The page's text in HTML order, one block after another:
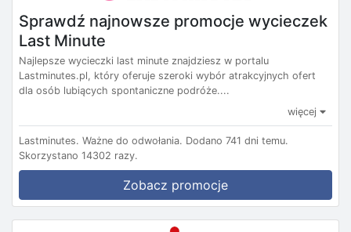
Sprawdź najnowsze promocje wycieczek
Last Minute
Najlepsze wycieczki last minute znajdziesz w portalu
Lastminutes.pl, który oferuje szeroki wybór atrakcyjnych ofert
dla osób lubiących spontaniczne podróże....
więcej
Lastminutes. Ważne do odwołania. Dodano 741 dni temu.
Skorzystano 14302 razy.
Zobacz promocje